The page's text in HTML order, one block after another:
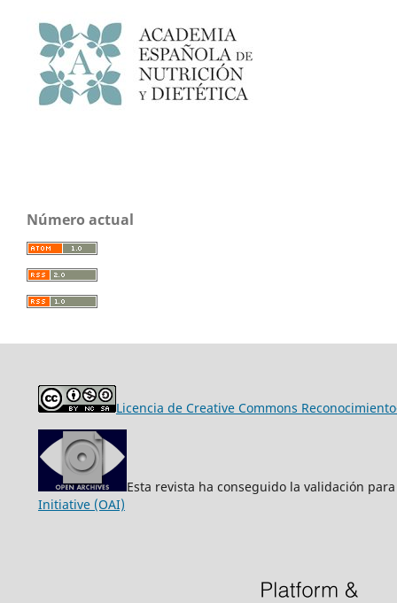
Número actual
Licencia de Creative Commons
Esta revista ha conseguido la validación
Initiative (OAI)